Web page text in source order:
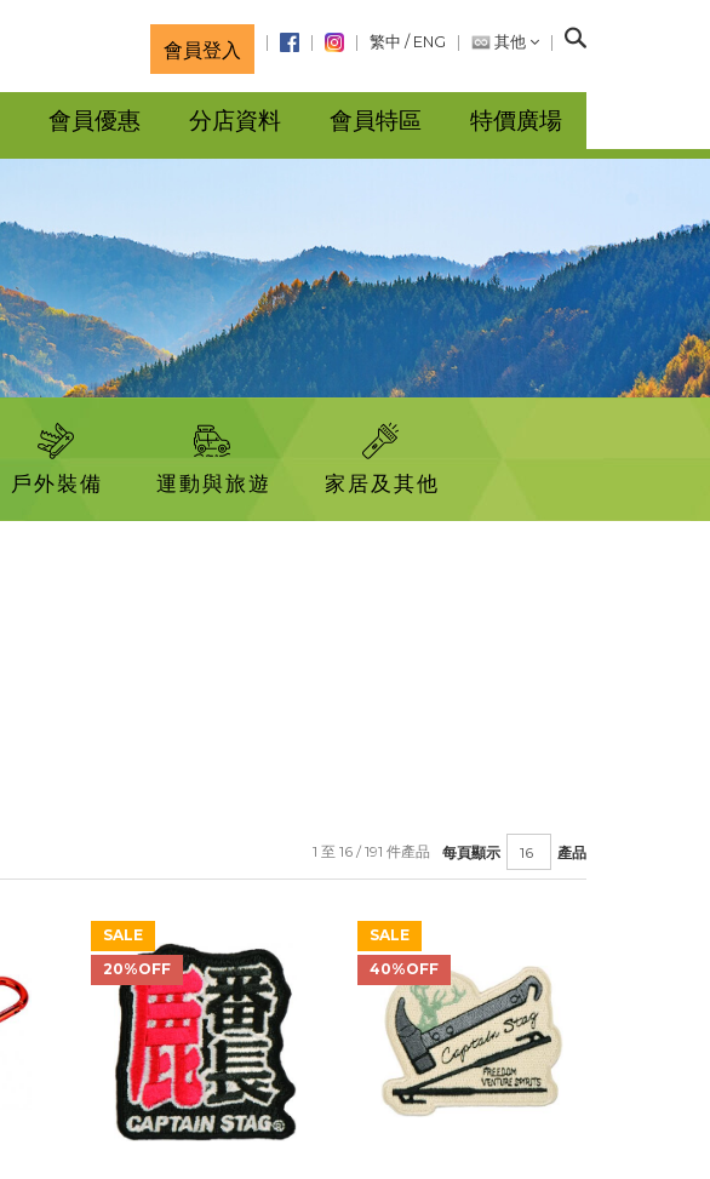
會員登入 繁中 / ENG 其他
搜
會員優惠 分店資料 會員特區 特價廣場
戶外裝備 運動與旅遊 家居及其他
每頁顯示 產品
1 至 16 / 191 件產品
SALE
20%OFF
SALE
40%OFF